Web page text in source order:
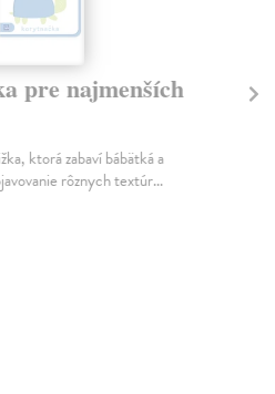
pre najmenších
ktorá zabaví bábätká a
rôznych textúr...
-